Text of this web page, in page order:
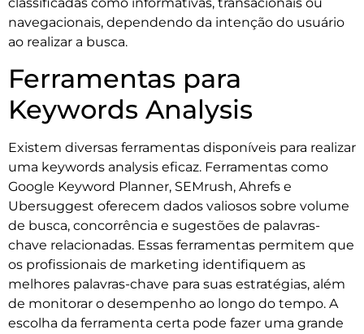
navegacionais, dependendo da intenção do usuário
ao realizar a busca.
Ferramentas para
Keywords Analysis
Existem diversas ferramentas disponíveis para realizar
uma keywords analysis eficaz. Ferramentas como
Google Keyword Planner, SEMrush, Ahrefs e
Ubersuggest oferecem dados valiosos sobre volume
de busca, concorrência e sugestões de palavras-
chave relacionadas. Essas ferramentas permitem que
os profissionais de marketing identifiquem as
melhores palavras-chave para suas estratégias, além
de monitorar o desempenho ao longo do tempo. A
escolha da ferramenta certa pode fazer uma grande